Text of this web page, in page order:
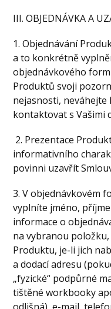
III. OBJEDNÁVKA A
1. Objednávání
a to konkrétně
objednávkového
Produktů svoji
nejasnosti, neváhejte
kontaktovat s Vašimi
2. Prezentace
informativního
povinni uzavřít
3. V objednávkovém
vyplníte jméno,
informace o
na vybranou
Produktu, je-li jich
a dodací adresu
„fyzické“ podpůrné
tištěné workbooky